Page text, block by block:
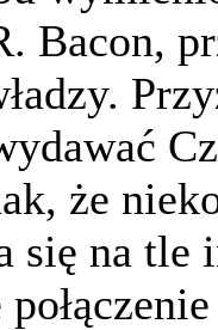
Bacon,
że
się na tle